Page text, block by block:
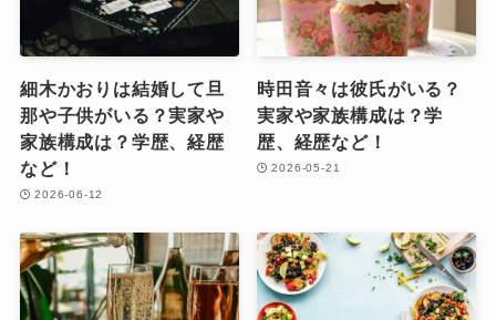
細木かおりは結婚して旦
那や子供がいる？実家や
家族構成は？学歴、経歴
など！
2026-06-12
時田音々は彼氏がいる？
実家や家族構成は？学
歴、経歴など！
2026-05-21